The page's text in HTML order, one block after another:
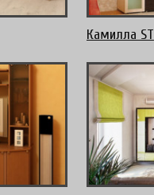
Камилла ST